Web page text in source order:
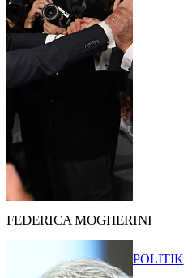
FEDERICA MOGHERINI
POLITIK